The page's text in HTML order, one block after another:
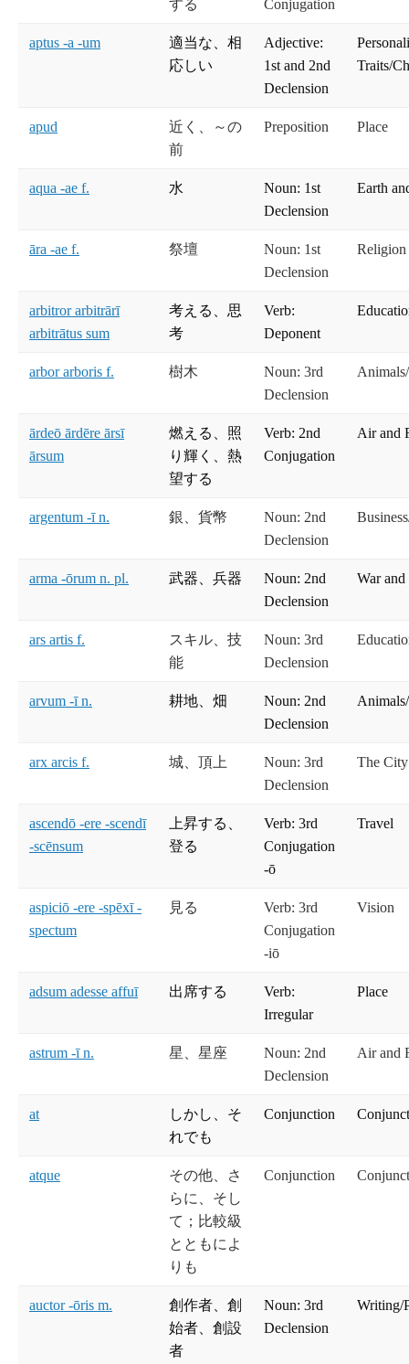
する Conjugation
aptus -a -um
適当な、相
応しい
Adjective:
1st and 2nd
Declension
Traits/
apud
近く、～の
前
Preposition Place
aqua -ae f. 水
Noun: 1st
Declension
Earth
āra -ae f. 祭壇
Noun: 1st
Declension
Religion
arbitror arbitrārī
arbitrātus sum
考える、思
考
Verb:
Deponent
arbor arboris f. 樹木
Noun: 3rd
Declension
ārdeō ārdēre ārsī
ārsum
燃える、照
り輝く、熱
望する
Verb: 2nd
Conjugation
Air and
argentum -ī n. 銀、貨幣
Noun: 2nd
Declension
arma -ōrum n. pl. 武器、兵器
Noun: 2nd
Declension
War and
ars artis f.
スキル、技
能
Noun: 3rd
Declension
arvum -ī n. 耕地、畑
Noun: 2nd
Declension
arx arcis f. 城、頂上
Noun: 3rd
Declension
The City
ascendō -ere -scendī
-scēnsum
上昇する、
登る
Verb: 3rd
Conjugation
-ō
Travel
aspiciō -ere -spēxī -
spectum
見る
Verb: 3rd
Conjugation
-iō
Vision
adsum adesse affuī 出席する
Verb:
Irregular
Place
astrum -ī n. 星、星座
Noun: 2nd
Declension
Air and
at
しかし、そ
れでも
Conjunction
atque
その他、さ
らに、そし
て；比較級
とともによ
りも
Conjunction
auctor -ōris m.
創作者、創
始者、創設
者
Noun: 3rd
Declension
Writing/